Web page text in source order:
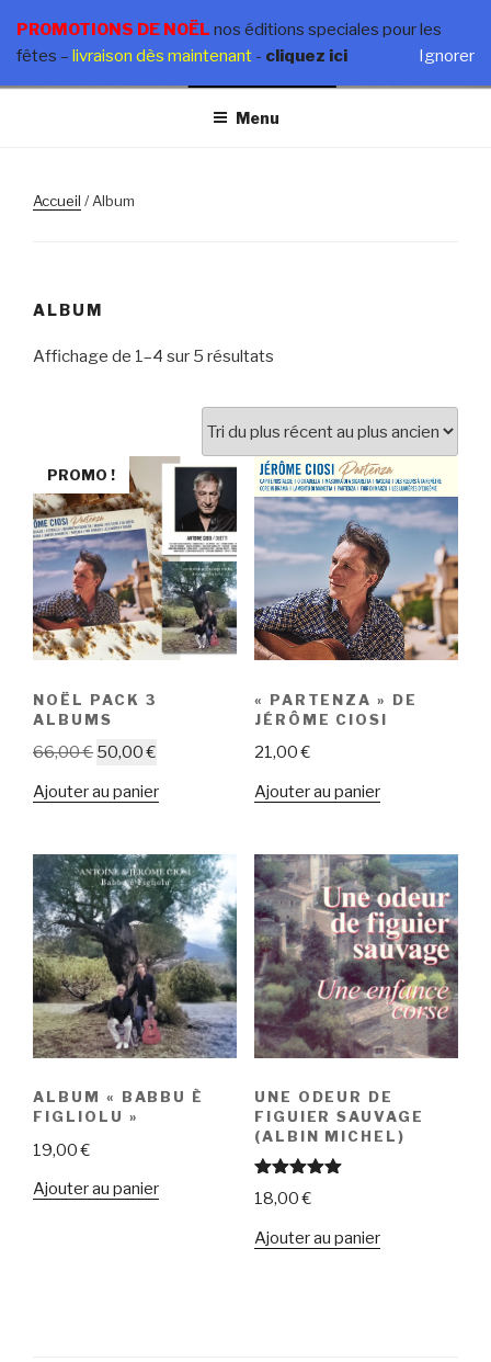
contenu
principal
ANTOINE CIOSI
Nouvel Album – Babbu è Figliolu – En vente dès maintenant
Menu
Accueil / Album
ALBUM
Affichage de 1–4 sur 5 résultats
plus
récent
au
plus
ancien
PROMO !
NOËL PACK 3
ALBUMS
66,00€ Le
initial
66,00 €.
50,00€
actuel
50,00 €.
Ajouter au panier
« PARTENZA » DE
JÉRÔME CIOSI
21,00€
Ajouter au panier
ALBUM « BABBU È
FIGLIOLU »
19,00€
Ajouter au panier
UNE ODEUR DE
FIGUIER SAUVAGE
(ALBIN MICHEL)
Note5.00
sur 5
18,00€
Ajouter au panier
PROMOTIONS DE NOËL nos éditions speciales pour les
fêtes – livraison dès maintenant - cliquez ici Ignorer